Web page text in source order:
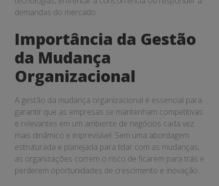
demandas do mercado.
Importância da Gestão
da Mudança
Organizacional
A gestão da mudança organizacional é essencial para
garantir que as empresas se mantenham competitivas
e relevantes em um ambiente de negócios cada vez
mais dinâmico e imprevisível. Sem uma abordagem
estruturada e planejada para lidar com as mudanças,
as organizações correm o risco de ficarem para trás e
perderem oportunidades de crescimento e inovação.